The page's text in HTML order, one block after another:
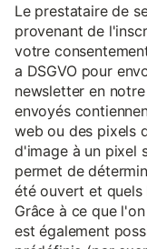
Le prestataire de
provenant de
votre
a DSGVO pour
newsletter en
envoyés
web ou des pixels
d'image à un pixel
permet de
été ouvert et quels
Grâce à ce que
est également